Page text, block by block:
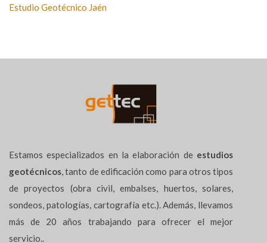
Estudio Geotécnico Jaén
Estamos especializados en la elaboración de estudios
geotécnicos, tanto de edificación como para otros tipos
de proyectos (obra civil, embalses, huertos, solares,
sondeos, patologías, cartografía etc.). Además, llevamos
más de 20 años trabajando para ofrecer el mejor
servicio..